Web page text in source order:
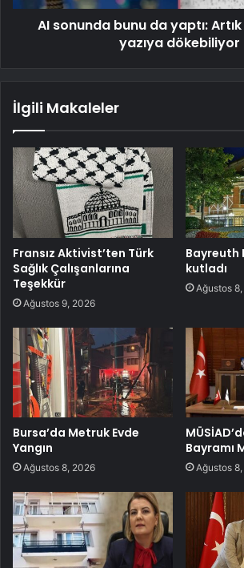
AI sonunda bunu da yaptı:
yazıya dökebiliyor
İlgili Makaleler
Fransız Aktivist’ten Türk
Sağlık Çalışanlarına
Teşekkür
Ağustos 9, 2026
Bayreuth
kutladı
Ağustos
Bursa’da Metruk Evde
Yangın
Ağustos 8, 2026
Bayramı
Ağustos